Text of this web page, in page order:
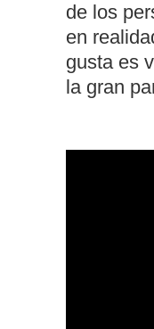
de los
en
gusta es
la gran